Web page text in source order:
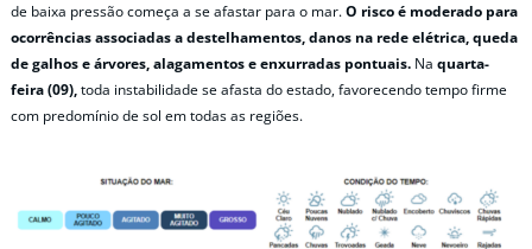
de baixa pressão começa a se afastar para o mar.O risco é moderado para
ocorrências associadas a destelhamentos, danos na rede elétrica, queda
de galhos e árvores, alagamentos e enxurradas pontuais. Na quarta-
feira (09),toda instabilidade se afasta do estado, favorecendo tempo firme
com predomínio de sol em todas as regiões.